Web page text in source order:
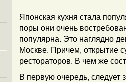
Японская кухня стала
поры они очень
популярна. Это наглядно
Москве. Причем, открытие
рестораторов. В чем же
В первую очередь, следует